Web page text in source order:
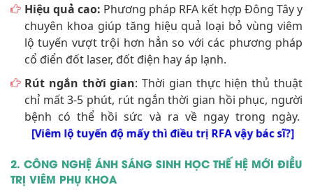
Hiệu quả cao: Phương pháp RFA kết hợp Đông Tây y
chuyên khoa giúp tăng hiệu quả loại bỏ vùng viêm
lộ tuyến vượt trội hơn hẳn so với các phương pháp
cổ điển đốt laser, đốt điện hay áp lạnh.
Rút ngắn thời gian: Thời gian thực hiện thủ thuật
chỉ mất 3-5 phút, rút ngắn thời gian hồi phục, người
bệnh có thể hồi sức và ra về ngay trong ngày.
[Viêm lộ tuyến độ mấy thì điều trị RFA vậy bác sĩ?]
2. CÔNG NGHỆ ÁNH SÁNG SINH HỌC THẾ HỆ MỚI ĐIỀU
TRỊ VIÊM PHỤ KHOA